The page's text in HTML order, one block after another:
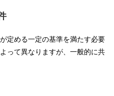
定める一定の基準を満たす必要
って異なりますが、一般的に共